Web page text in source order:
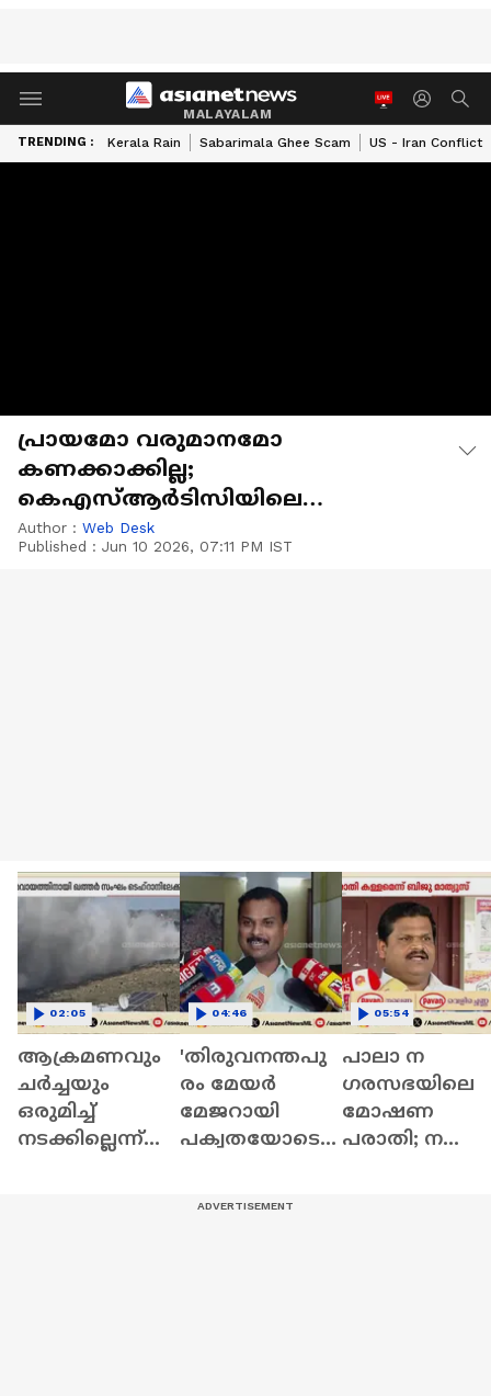
MALAYALAM
TRENDING : Kerala Rain Sabarimala Ghee Scam US - Iran Conflict
പ്രായമോ വരുമാനമോ
കണക്കാക്കില്ല;
കെഎസ്ആർടിസിയിലെ
സൗജന്യയാത്ര തിങ്കളാഴ്ച മുതൽ
Author : Web Desk
Published : Jun 10 2026, 07:11 PM IST
ആക്രമണവും
ചർച്ചയും
ഒരുമിച്ച്
നടക്കില്ലെന്ന്
02:05
'തിരുവനന്തപു
രം മേയര്‍
മേജറായി
പക്വതയോടെ
04:46
പാലാ ന​
ഗരസഭയിലെ
മോഷണ
പരാതി; ന​
05:54